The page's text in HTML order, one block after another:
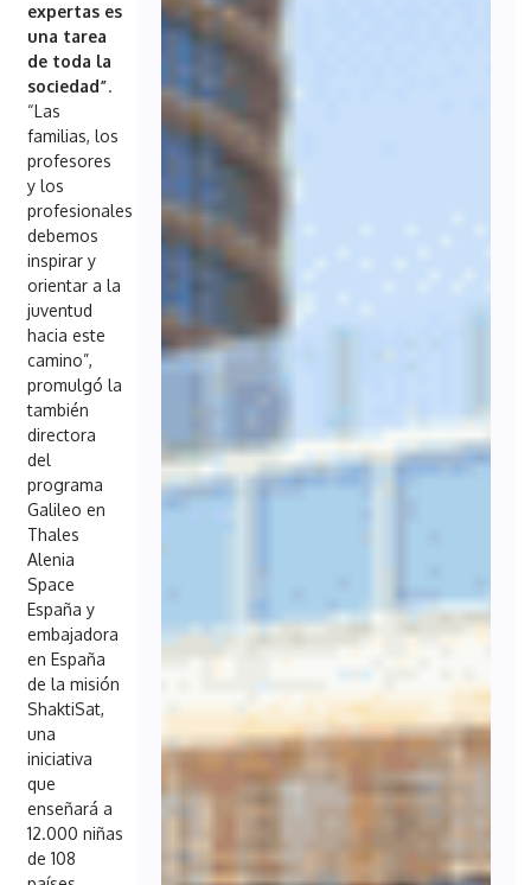
expertas es
una tarea
de toda la
sociedad”.
“Las
familias, los
profesores
y los
profesionales
debemos
inspirar y
orientar a la
juventud
hacia este
camino”,
promulgó la
también
directora
del
programa
Galileo en
Thales
Alenia
Space
España y
embajadora
en España
de la misión
ShaktiSat,
una
iniciativa
que
enseñará a
12.000 niñas
de 108